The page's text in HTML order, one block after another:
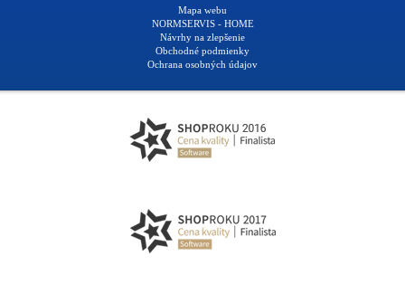
Mapa webu
NORMSERVIS - HOME
Návrhy na zlepšenie
Obchodné podmienky
Ochrana osobných údajov